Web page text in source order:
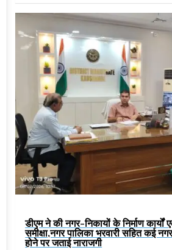
डीएम ने की नगर-निकायों के निर्माण कार्यों
समीक्षा,नगर पालिका भरवारी सहित कई
होने पर जताई नाराजगी